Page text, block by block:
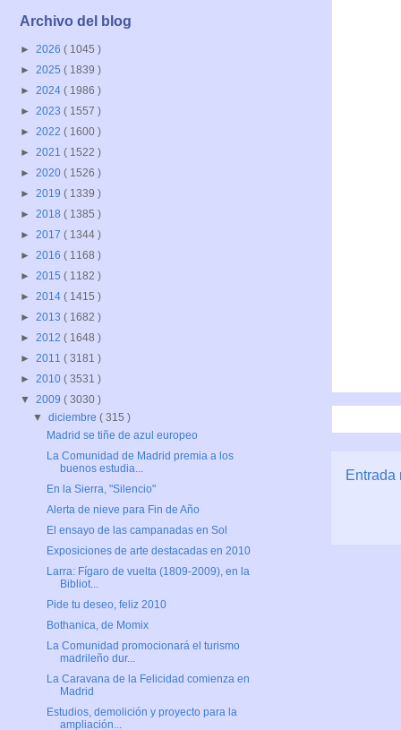
Entrada
Archivo del blog
► 2026 ( 1045 )
► 2025 ( 1839 )
► 2024 ( 1986 )
► 2023 ( 1557 )
► 2022 ( 1600 )
► 2021 ( 1522 )
► 2020 ( 1526 )
► 2019 ( 1339 )
► 2018 ( 1385 )
► 2017 ( 1344 )
► 2016 ( 1168 )
► 2015 ( 1182 )
► 2014 ( 1415 )
► 2013 ( 1682 )
► 2012 ( 1648 )
► 2011 ( 3181 )
► 2010 ( 3531 )
▼ 2009 ( 3030 )
▼diciembre( 315 )
Madrid se tiñe de azul europeo
La Comunidad de Madrid premia a los
buenos estudia...
En la Sierra, "Silencio"
Alerta de nieve para Fin de Año
El ensayo de las campanadas en Sol
Exposiciones de arte destacadas en 2010
Larra: Fígaro de vuelta (1809-2009), en la
Bibliot...
Pide tu deseo, feliz 2010
Bothanica, de Momix
La Comunidad promocionará el turismo
madrileño dur...
La Caravana de la Felicidad comienza en
Madrid
Estudios, demolición y proyecto para la
ampliación...